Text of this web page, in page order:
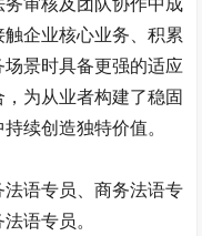
审核及团队协作中成
企业核心业务、积累
景时具备更强的适应
为从业者构建了稳固
续创造独特价值。
法语专员 、商务法语专
法语专员。